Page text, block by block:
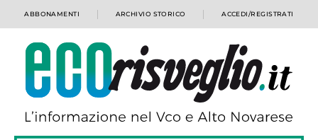
ABBONAMENTI ARCHIVIO STORICO ACCEDI/REGISTRATI